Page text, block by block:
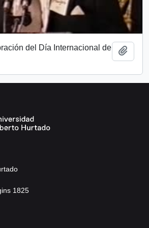
del Día Internacional de
1825